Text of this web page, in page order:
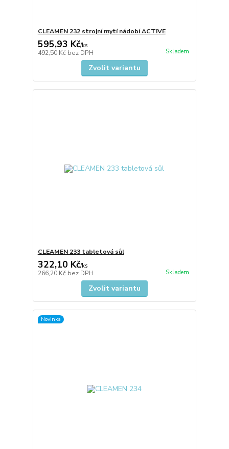
CLEAMEN 232 strojní mytí nádobí ACTIVE
595,93 Kč/ks
492,50 Kč bez DPH Skladem
Zvolit variantu
CLEAMEN 233 tabletová sůl
322,10 Kč/ks
266,20 Kč bez DPH Skladem
Zvolit variantu
Novinka